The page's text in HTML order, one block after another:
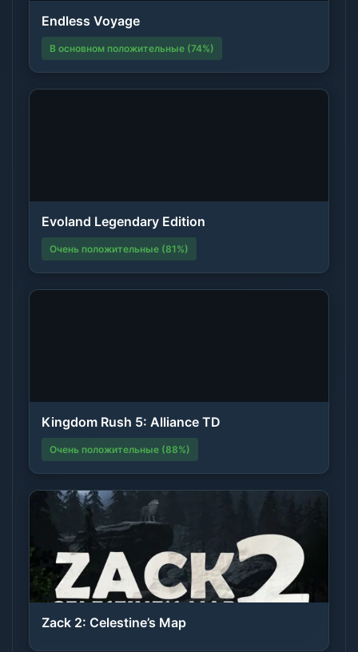
Endless Voyage
В основном положительные (74%)
Evoland Legendary Edition
Очень положительные (81%)
Kingdom Rush 5: Alliance TD
Очень положительные (88%)
Zack 2: Celestine’s Map